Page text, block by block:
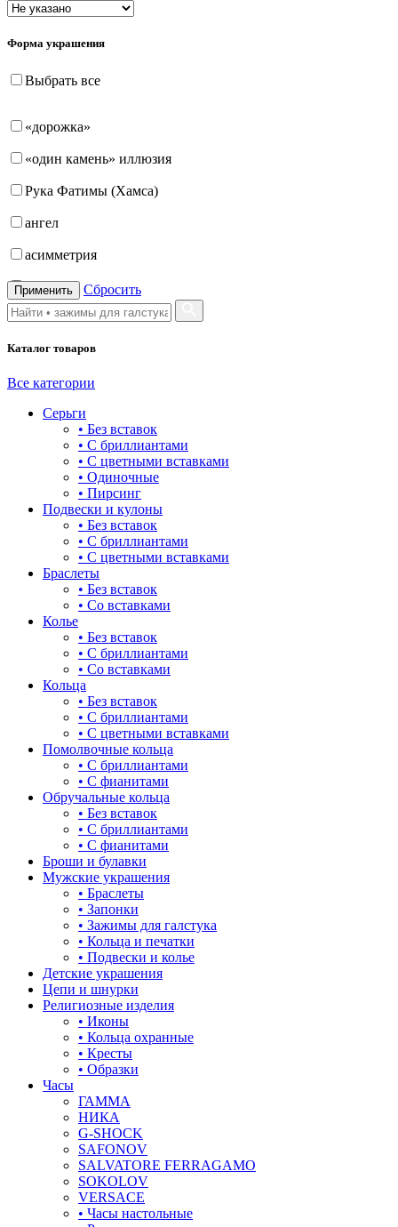
Форма украшения
Выбрать все
«дорожка»
«один камень» иллюзия
Рука Фатимы (Хамса)
ангел
асимметрия
бабочка
бантик
башня
бесконечность
буквы
булавка
гвоздь
деревья
длинные
для мам
драконы и змеи
другие религии
животный мир
жучки и букашки
звезды
знаки зодиака
капля
квадрат (куб)
клевер
корона
кошки
круг (шар)
крылья и перья
листья
ловец снов
лошадки и единороги
Применить Сбросить
Каталог товаров
Все категории
Серьги
• Без вставок
• С бриллиантами
• С цветными вставками
• Одиночные
• Пирсинг
Подвески и кулоны
• Без вставок
• С бриллиантами
• С цветными вставками
Браслеты
• Без вставок
• Со вставками
Колье
• Без вставок
• С бриллиантами
• Со вставками
Кольца
• Без вставок
• С бриллиантами
• С цветными вставками
Помолвочные кольца
• С бриллиантами
• С фианитами
Обручальные кольца
• Без вставок
• С бриллиантами
• С фианитами
Броши и булавки
Мужские украшения
• Браслеты
• Запонки
• Зажимы для галстука
• Кольца и печатки
• Подвески и колье
Детские украшения
Цепи и шнурки
Религиозные изделия
• Иконы
• Кольца охранные
• Кресты
• Образки
Часы
ГАММА
НИКА
G-SHOCK
SAFONOV
SALVATORE FERRAGAMO
SOKOLOV
VERSACE
• Часы настольные